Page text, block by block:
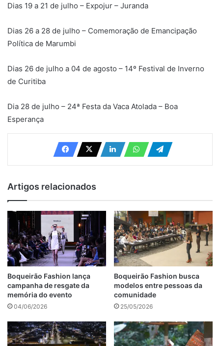
Dias 19 a 21 de julho – Expojur – Juranda
Dias 26 a 28 de julho – Comemoração de Emancipação
Política de Marumbi
Dias 26 de julho a 04 de agosto – 14º Festival de Inverno
de Curitiba
Dia 28 de julho – 24ª Festa da Vaca Atolada – Boa
Esperança
Artigos relacionados
Boqueirão Fashion lança
campanha de resgate da
memória do evento
04/06/2026
Boqueirão Fashion busca
modelos entre pessoas da
comunidade
25/05/2026